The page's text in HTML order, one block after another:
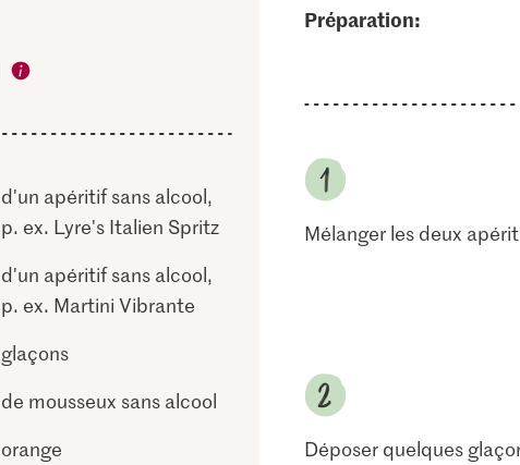
d'un apéritif sans alcool,
p. ex. Lyre's Italien Spritz
d'un apéritif sans alcool,
p. ex. Martini Vibrante
glaçons
de mousseux sans alcool
orange
Préparation:
Mélanger les deux
Déposer quelques